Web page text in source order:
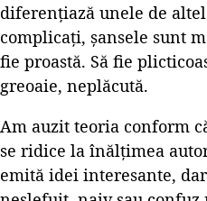
diferențiază unele de
complicați, șansele sunt
fie proastă. Să fie
greoaie, neplăcută.
Am auzit teoria conform
se ridice la înălțimea
emită idei interesante,